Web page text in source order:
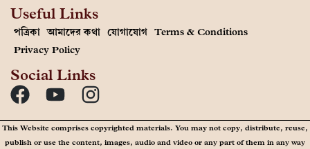
Useful Links
পত্রিকা আমাদের কথা যোগাযোগ Terms & Conditions
Privacy Policy
Social Links
This Website comprises copyrighted materials. You may not copy, distribute, reuse,
publish or use the content, images, audio and video or any part of them in any way